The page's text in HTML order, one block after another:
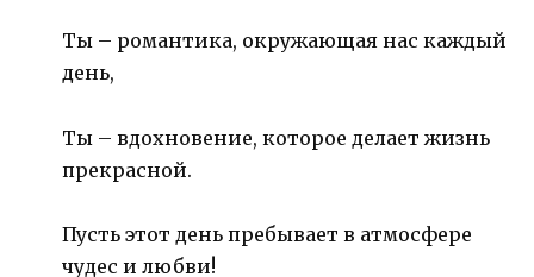
Ты – романтика, окружающая нас каждый
день,
Ты – вдохновение, которое делает жизнь
прекрасной.
Пусть этот день пребывает в атмосфере
чудес и любви!